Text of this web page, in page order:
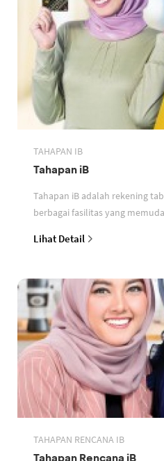
TAHAPAN IB
Tahapan iB
Tahapan iB adalah rekening
berbagai fasilitas yang
Lihat Detail
TAHAPAN RENCANA IB
Tahapan Rencana iB